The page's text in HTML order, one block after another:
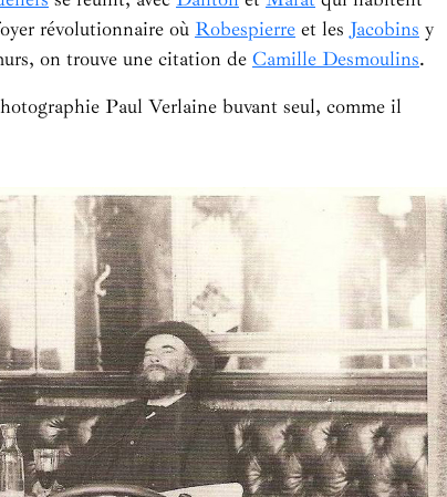
révolutionnaire où Robespierre et les Jacobins y
on trouve une citation de Camille Desmoulins.
Paul Verlaine buvant seul, comme il